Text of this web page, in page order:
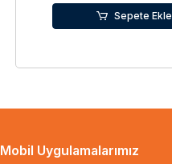
Sepete Ekle
Mobil Uygulamalarımız